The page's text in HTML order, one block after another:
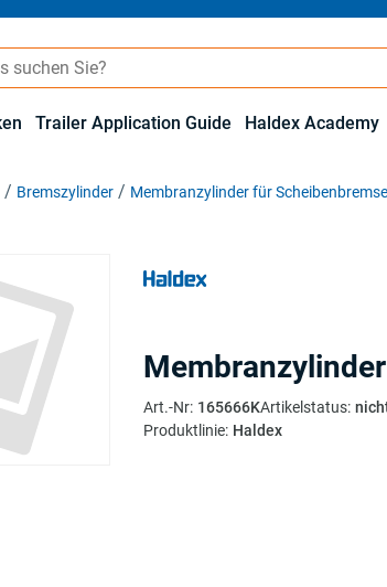
Trailer Application Guide Haldex Academy
Bremszylinder Membranzylinder für Scheibenbremse
Art.-Nr: 165666KArtikelstatus:
Produktlinie: Haldex